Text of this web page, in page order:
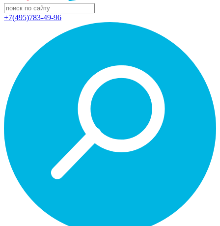
+7(495)783-49-96